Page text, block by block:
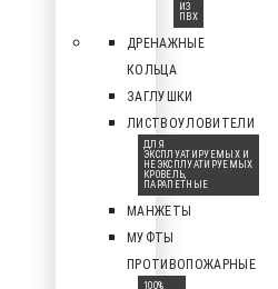
ИЗ
ПВХ
ДРЕНАЖНЫЕ
КОЛЬЦА
ЗАГЛУШКИ
ЛИСТВОУЛОВИТЕЛИ
ДЛЯ
ЭКСПЛУАТИРУЕМЫХ И
НЕЭКСПЛУАТИРУЕМЫХ
КРОВЕЛЬ,
ПАРАПЕТНЫЕ
МАНЖЕТЫ
МУФТЫ
ПРОТИВОПОЖАРНЫЕ
100%